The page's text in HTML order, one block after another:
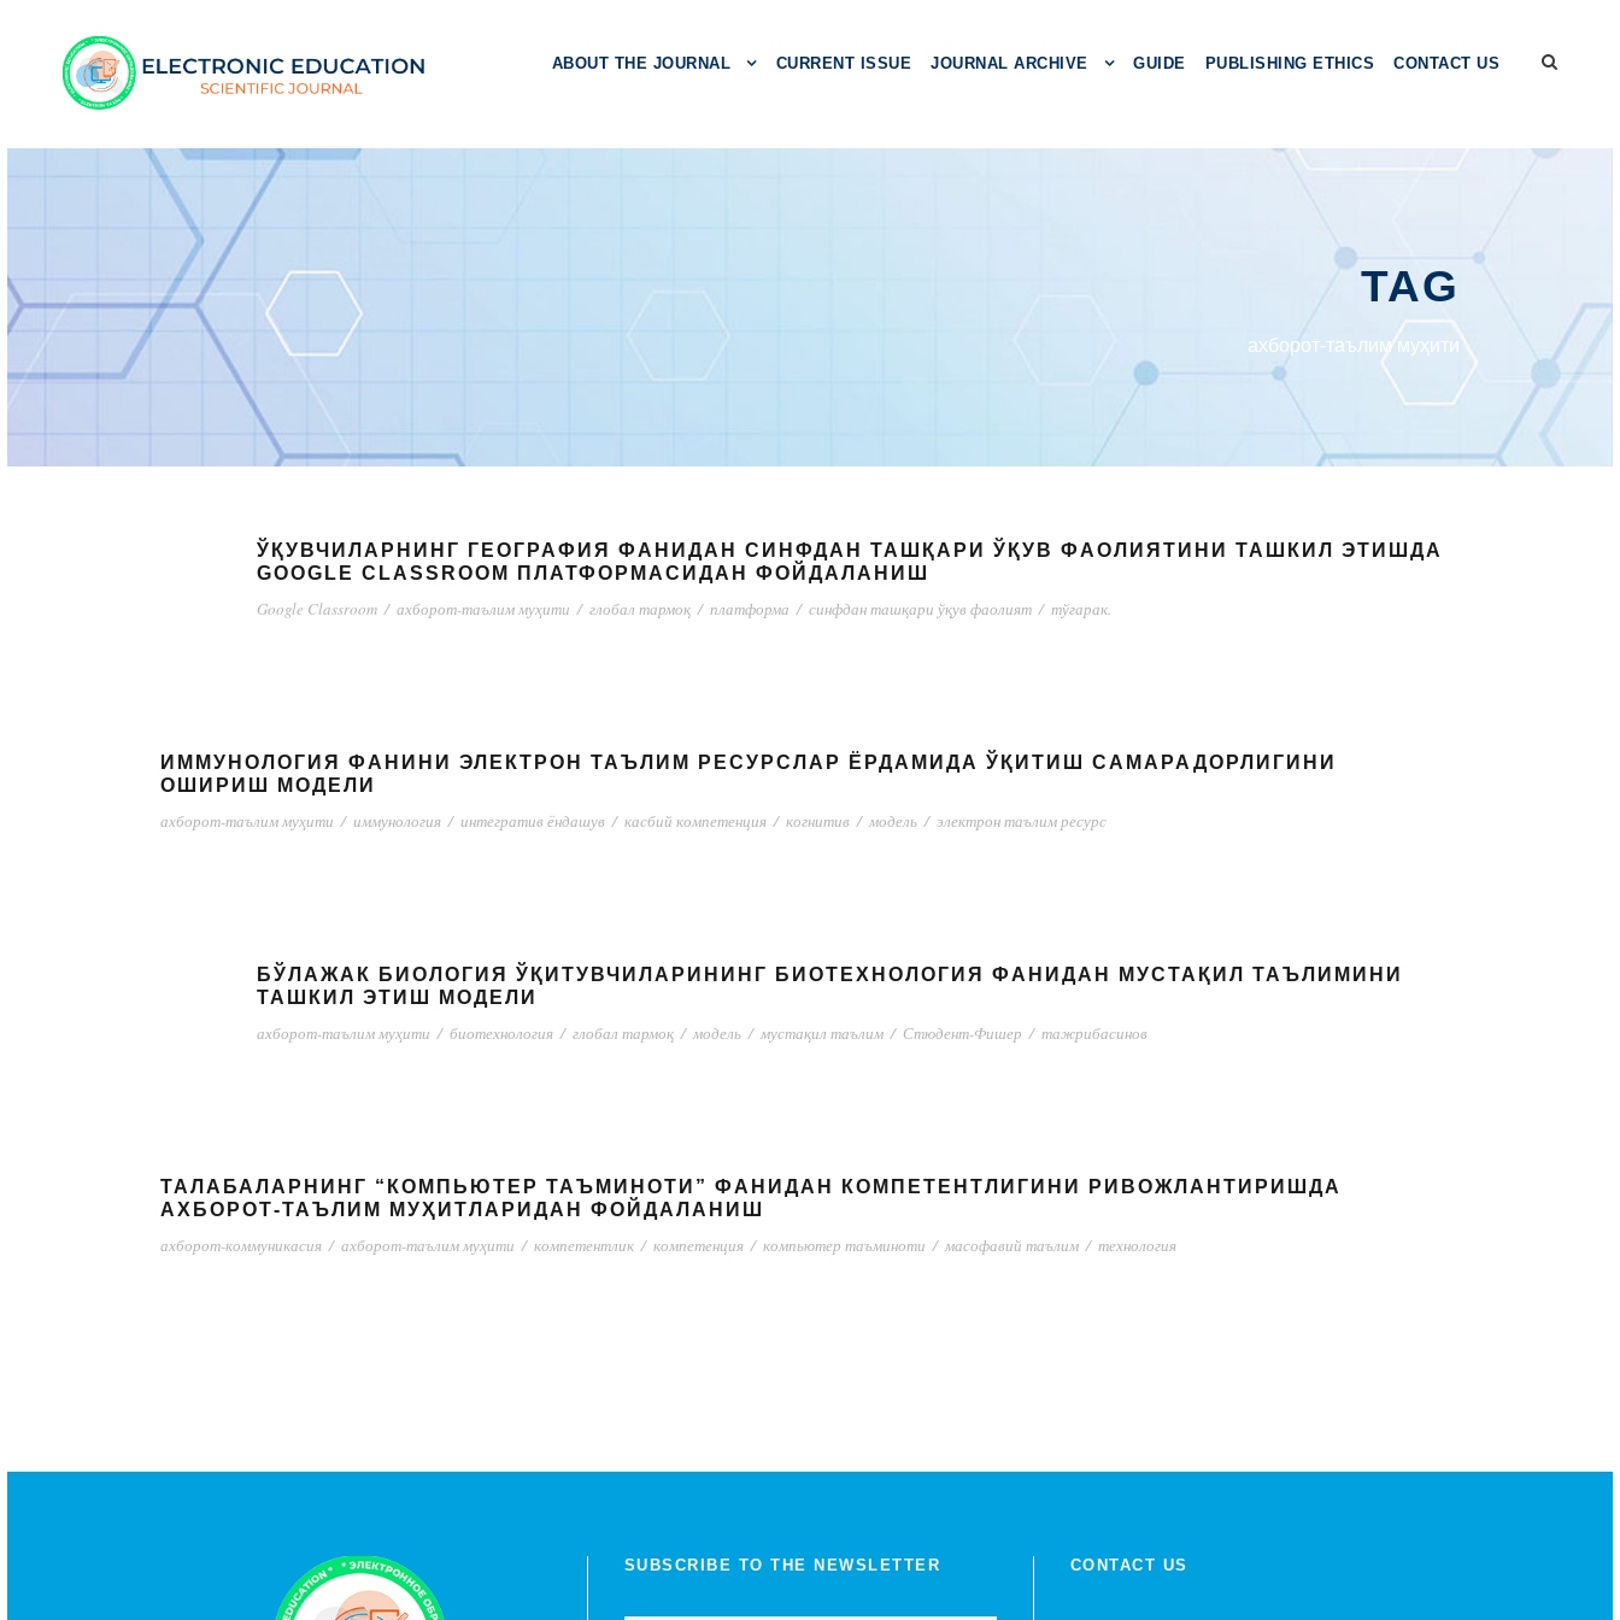
ABOUT THE JOURNAL CURRENT ISSUE JOURNAL ARCHIVE GUIDE PUBLISHING ETHICS CONTACT US
TAG
ахборот-таълим муҳити
ЎҚУВЧИЛАРНИНГ ГЕОГРАФИЯ ФАНИДАН СИНФДАН ТАШҚАРИ ЎҚУВ ФАОЛИЯТИНИ ТАШКИЛ ЭТИШДА
GOOGLE CLASSROOM ПЛАТФОРМАСИДАН ФОЙДАЛАНИШ
Google Classroom / ахборот-таълим муҳити / глобал тармоқ / платформа / синфдан ташқари ўқув фаолият / тўгарак.
ИММУНОЛОГИЯ ФАНИНИ ЭЛЕКТРОН ТАЪЛИМ РЕСУРСЛАР ЁРДАМИДА ЎҚИТИШ САМАРАДОРЛИГИНИ
ОШИРИШ МОДЕЛИ
ахборот-таълим муҳити / иммунология / интегратив ёндашув / касбий компетенция / когнитив / модель / электрон таълим ресурс
БЎЛАЖАК БИОЛОГИЯ ЎҚИТУВЧИЛАРИНИНГ БИОТЕХНОЛОГИЯ ФАНИДАН МУСТАҚИЛ ТАЪЛИМИНИ
ТАШКИЛ ЭТИШ МОДЕЛИ
ахборот-таълим муҳити / биотехнология / глобал тармоқ / модель / мустақил таълим / Стюдент-Фишер / тажрибасинов
ТАЛАБАЛАРНИНГ “КОМПЬЮТЕР ТАЪМИНОТИ” ФАНИДАН КОМПЕТЕНТЛИГИНИ РИВОЖЛАНТИРИШДА
АХБОРОТ-ТАЪЛИМ МУҲИТЛАРИДАН ФОЙДАЛАНИШ
ахборот-коммуникасия / ахборот-таълим муҳити / компетентлик / компетенция / компьютер таъминоти / масофавий таълим / технология
SUBSCRIBE TO THE NEWSLETTER CONTACT US